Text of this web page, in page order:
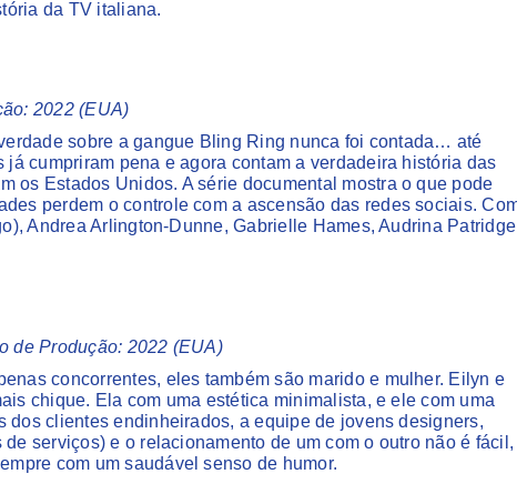
da TV italiana.
2022 (EUA)
sobre a gangue Bling Ring nunca foi contada… até
cumpriram pena e agora contam a verdadeira história das
os Estados Unidos. A série documental mostra o que pode
perdem o controle com a ascensão das redes sociais.
Andrea Arlington-Dunne, Gabrielle Hames, Audrina
de Produção: 2022 (EUA)
concorrentes, eles também são marido e mulher. Eilyn e
chique. Ela com uma estética minimalista, e ele com uma
clientes endinheirados, a equipe de jovens designers,
serviços) e o relacionamento de um com o outro não é fácil,
com um saudável senso de humor.